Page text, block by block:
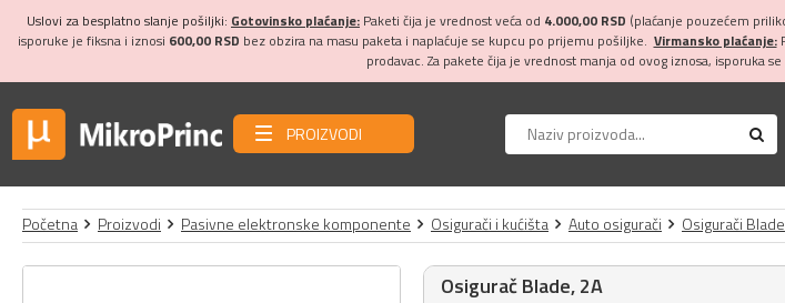
Uslovi za besplatno slanje pošiljki: Gotovinsko plaćanje: Paketi čija je vrednost veća od 4.000,00 RSD (plaćanje pouzećem
isporuke je fiksna i iznosi 600,00 RSD bez obzira na masu paketa i naplaćuje se kupcu po prijemu pošiljke. Virmansko plaćanje:
prodavac. Za pakete čija je vrednost manja od ovog iznosa, isporuka
PROIZVODI
Početna Proizvodi Pasivne elektronske komponente Osigurači i kućišta Auto osigurači Osigurači Blade
Osigurač Blade, 2A